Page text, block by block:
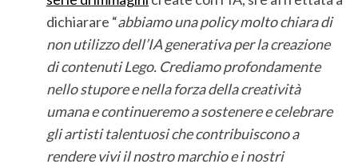
dichiarare “abbiamo una policy molto chiara di
non utilizzo dell’IA generativa per la creazione
di contenuti Lego. Crediamo profondamente
nello stupore e nella forza della creatività
umana e continueremo a sostenere e celebrare
gli artisti talentuosi che contribuiscono a
rendere vivi il nostro marchio e i nostri